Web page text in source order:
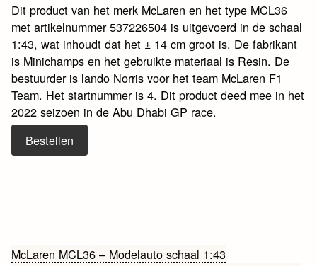
Dit product van het merk McLaren en het type MCL36
met artikelnummer 537226504 is uitgevoerd in de schaal
1:43, wat inhoudt dat het ± 14 cm groot is. De fabrikant
is Minichamps en het gebruikte materiaal is Resin. De
bestuurder is lando Norris voor het team McLaren F1
Team. Het startnummer is 4. Dit product deed mee in het
2022 seizoen in de Abu Dhabi GP race.
Bestellen
Bericht
McLaren MCL36 – Modelauto schaal 1:43